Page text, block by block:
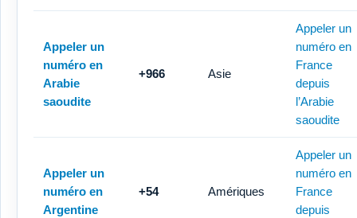
Appeler un
numéro en
Arabie
saoudite
+966 Asie
Appeler un
numéro en
France
depuis
l’Arabie
saoudite
Appeler un
numéro en
Argentine
+54 Amériques
Appeler un
numéro en
France
depuis